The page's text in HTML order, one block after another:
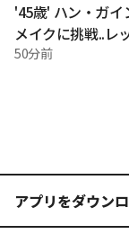
'45歳' ハン・ガ
メイクに挑戦..レ
の妻 ハン・ガイン]
50分前
アプリをダウン